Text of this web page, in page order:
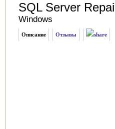
SQL Server
Windows
Описание Отзывы